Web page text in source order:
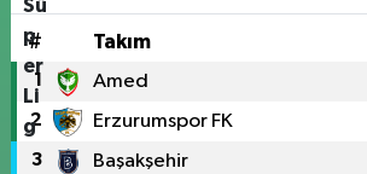
# Takım
1 Amed
2 Erzurumspor FK
3 Başakşehir